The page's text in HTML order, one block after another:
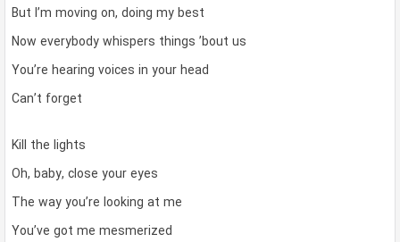
But I’m moving on, doing my best
Now everybody whispers things ’bout us
You’re hearing voices in your head
Can’t forget
Kill the lights
Oh, baby, close your eyes
The way you’re looking at me
You’ve got me mesmerized